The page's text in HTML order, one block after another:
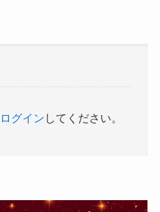
ログイン してください。